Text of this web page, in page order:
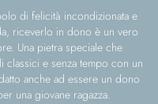
di felicità incondizionata e
riceverlo in dono è un vero
Una pietra speciale che
classici e senza tempo con un
anche ad essere un dono
una giovane ragazza.